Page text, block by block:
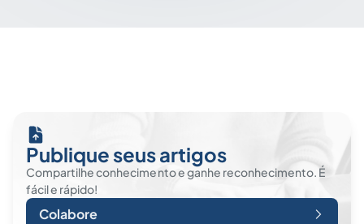
Publique seus artigos
Compartilhe conhecimento e ganhe reconhecimento. É
fácil e rápido!
Colabore